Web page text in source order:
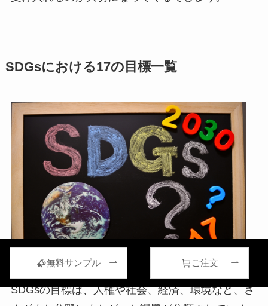
SDGsにおける17の目標一覧
SDGsの目標は、人権や社会、経済、環境など、さ
無料サンプル ご注文